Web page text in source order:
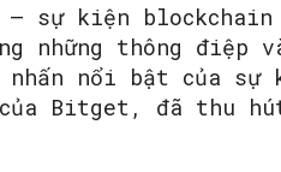
– sự kiện
những thông điệp
nhấn nổi bật của
Bitget, đã thu